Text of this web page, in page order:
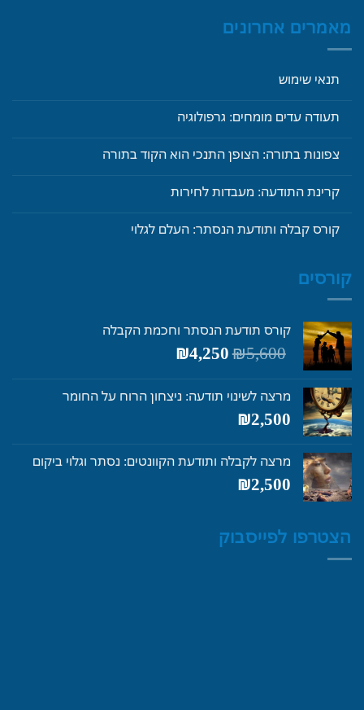
מאמרים אחרונים
תנאי שימוש
תעודה עדים מומחים: גרפולוגיה
צפונות בתורה: הצופן התנכי הוא הקוד בתורה
קרינת התודעה: מעבדות לחירות
קורס קבלה ותודעת הנסתר: העלם לגלוי
קורסים
קורס תודעת הנסתר וחכמת הקבלה
₪5,600
המחיר
המקורי
₪5,600.
₪4,250
₪4,250.
מרצה לשינוי תודעה: ניצחון הרוח על החומר
₪2,500
מרצה לקבלה ותודעת הקוונטים: נסתר וגלוי ביקום
₪2,500
הצטרפו לפייסבוק